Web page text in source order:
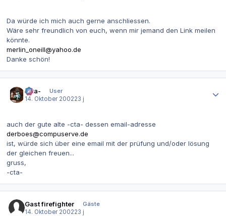
Da würde ich mich auch gerne anschliessen.
Wäre sehr freundlich von euch, wenn mir jemand den Link meilen
könnte.
merlin_oneill@yahoo.de
Danke schön!
-cta-
User
14. Oktober 200223 j
auch der gute alte -cta- dessen email-adresse
derboes@compuserve.de
ist, würde sich über eine email mit der prüfung und/oder lösung
der gleichen freuen...
gruss,
-cta-
Gast firefighter
Gäste
14. Oktober 200223 j